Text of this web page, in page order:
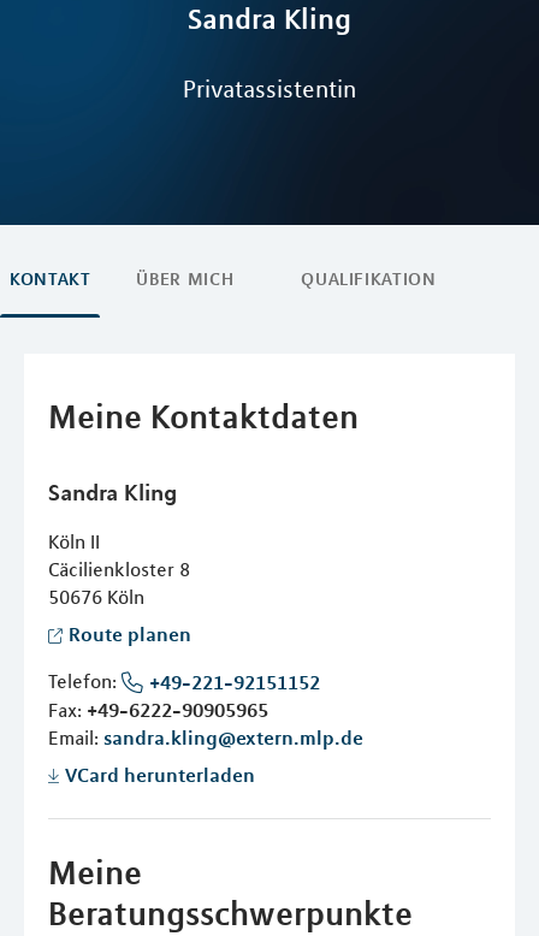
Sandra Kling
Privatassistentin
KONTAKT ÜBER MICH QUALIFIKATION
Meine Kontaktdaten
Sandra Kling
Köln II
Cäcilienkloster 8
50676 Köln
Route planen
Telefon:
+49-221-92151152
Fax: +49-6222-90905965
Email: sandra.kling@extern.mlp.de
VCard herunterladen
Meine
Beratungsschwerpunkte